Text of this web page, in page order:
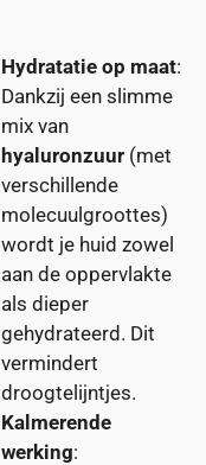
Hydratatie op maat:
Dankzij een slimme
mix van
hyaluronzuur (met
verschillende
molecuulgroottes)
wordt je huid zowel
aan de oppervlakte
als dieper
gehydrateerd. Dit
vermindert
droogtelijntjes.
Kalmerende
werking: